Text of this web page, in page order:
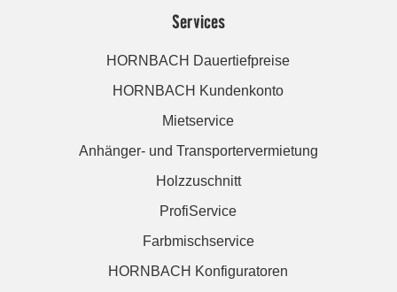
Services
HORNBACH Dauertiefpreise
HORNBACH Kundenkonto
Mietservice
Anhänger- und Transportervermietung
Holzzuschnitt
ProfiService
Farbmischservice
HORNBACH Konfiguratoren